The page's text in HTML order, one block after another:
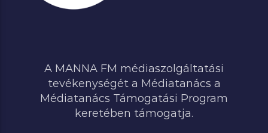
A MANNA FM médiaszolgáltatási
tevékenységét a Médiatanács a
Médiatanács Támogatási Program
keretében támogatja.